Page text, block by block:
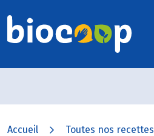
Accueil Toutes nos recettes